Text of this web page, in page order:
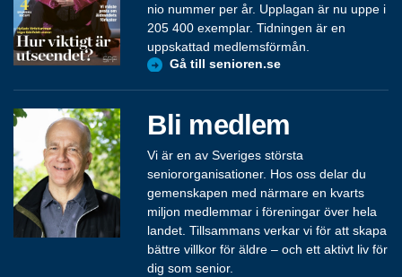
nio nummer per år. Upplagan är nu uppe i
205 400 exemplar. Tidningen är en
uppskattad medlemsförmån.
Gå till senioren.se
Bli medlem
Vi är en av Sveriges största
seniororganisationer. Hos oss delar du
gemenskapen med närmare en kvarts
miljon medlemmar i föreningar över hela
landet. Tillsammans verkar vi för att skapa
bättre villkor för äldre – och ett aktivt liv för
dig som senior.